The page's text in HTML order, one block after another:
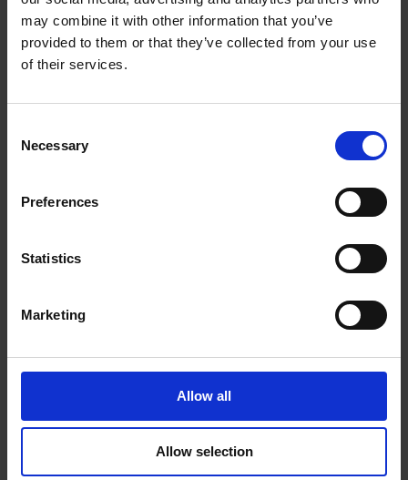
may combine it with other information that you’ve
provided to them or that they’ve collected from your use
of their services.
Selection
Necessary
Preferences
Statistics
Marketing
Allow all
Allow selection
Communiquer avec nous
The UPS Store #100
(905) 383-5000
store100@theupsstore.ca
Nous suivre
Heures d'ouverture
8:30 am - 6:30 pm
Mardi
8:30 am - 6:30 pm